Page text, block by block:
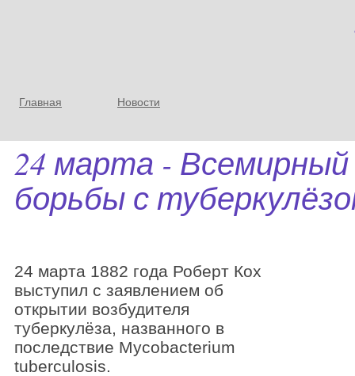
Главная Новости
24 марта - Всемирный
борьбы с
24 марта 1882 года Роберт Кох
выступил с заявлением об
открытии возбудителя
туберкулёза, названного в
последствие Mycobacterium
tuberculosis.